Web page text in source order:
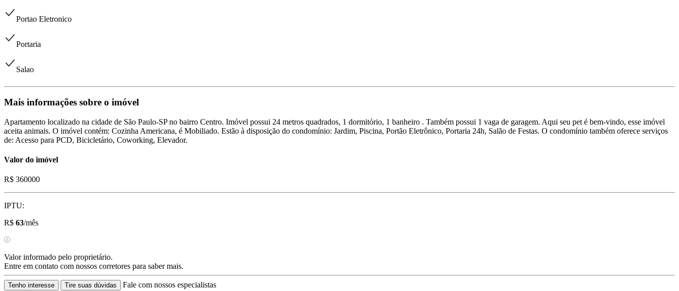
Portao Eletronico
Portaria
Salao
Mais informações sobre o imóvel
Apartamento localizado na cidade de São Paulo-SP no bairro Centro. Imóvel possui 24 metros quadrados, 1 dormitório, 1 banheiro . Também possui 1 vaga de garagem. Aqui seu pet é bem-vindo, esse imóvel
aceita animais. O imóvel contém: Cozinha Americana, é Mobiliado. Estão à disposição do condomínio: Jardim, Piscina, Portão Eletrônico, Portaria 24h, Salão de Festas. O condomínio também oferece serviços
de: Acesso para PCD, Bicicletário, Coworking, Elevador.
Valor do imóvel
R$ 360000
IPTU:
R$ 63/mês
Valor informado pelo proprietário.
Entre em contato com nossos corretores para saber mais.
Tenho interesse Tire suas dúvidas Fale com nossos especialistas